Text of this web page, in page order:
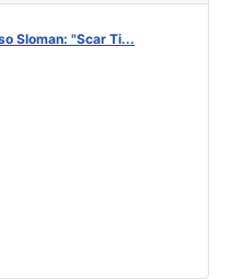
Sloman: "Scar Ti...